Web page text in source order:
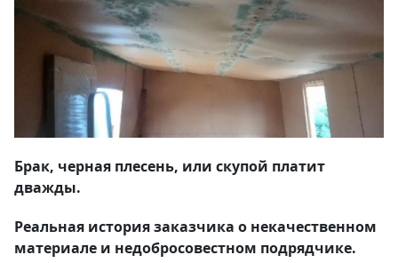
Брак, черная плесень, или скупой платит
дважды.
Реальная история заказчика о некачественном
материале и недобросовестном подрядчике.